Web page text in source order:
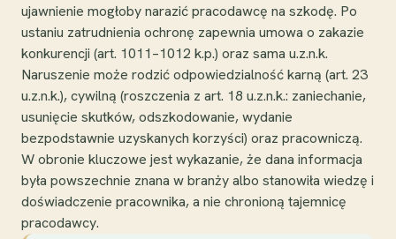
ujawnienie mogłoby narazić pracodawcę na szkodę. Po
ustaniu zatrudnienia ochronę zapewnia umowa o zakazie
konkurencji (art. 1011–1012 k.p.) oraz sama u.z.n.k.
Naruszenie może rodzić odpowiedzialność karną (art. 23
u.z.n.k.), cywilną (roszczenia z art. 18 u.z.n.k.: zaniechanie,
usunięcie skutków, odszkodowanie, wydanie
bezpodstawnie uzyskanych korzyści) oraz pracowniczą.
W obronie kluczowe jest wykazanie, że dana informacja
była powszechnie znana w branży albo stanowiła wiedzę i
doświadczenie pracownika, a nie chronioną tajemnicę
pracodawcy.